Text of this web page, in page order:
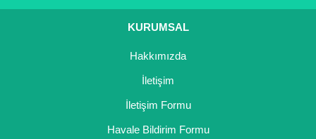
Bu ürüne benzer farklı alternatifler olmalı.
KURUMSAL
Hakkımızda
İletişim
İletişim Formu
Havale Bildirim Formu